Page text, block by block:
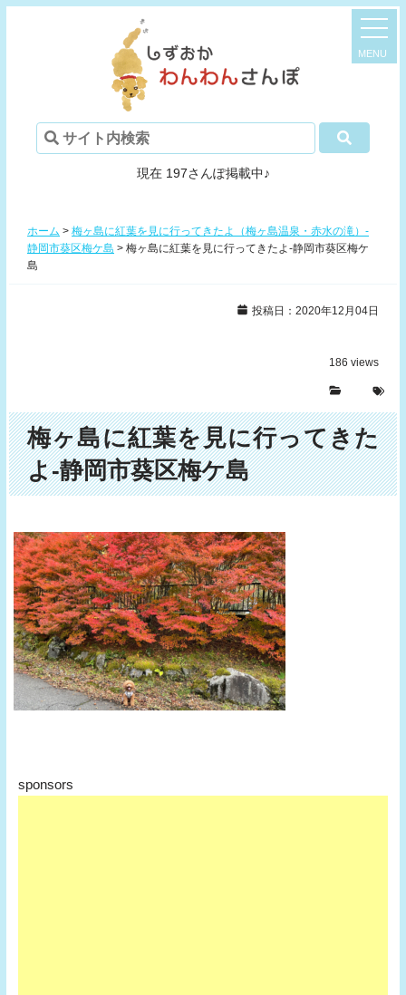
現在 197さんぽ掲載中♪
ホーム > 梅ヶ島に紅葉を見に行ってきたよ（梅ヶ島温泉・赤水の滝）-
静岡市葵区梅ケ島 > 梅ヶ島に紅葉を見に行ってきたよ-静岡市葵区梅ケ
島
投稿日：2020年12月04日
186 views
梅ヶ島に紅葉を見に行ってきた
よ-静岡市葵区梅ケ島
sponsors